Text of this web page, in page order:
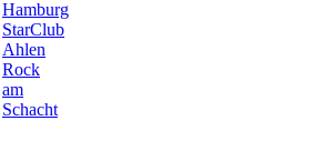
Hamburg
StarClub
Ahlen
Rock
am
Schacht